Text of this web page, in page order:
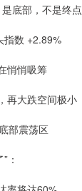
底部，不是终点
指数 +2.89%
悄悄吸筹
再大跌空间极小
部震荡区
：